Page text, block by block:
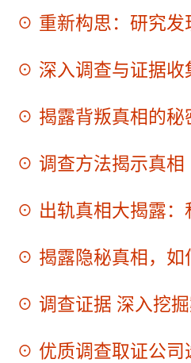
☉ 重新构思：研究发
☉ 深入调查与证据收
☉ 揭露背叛真相的秘
☉ 调查方法揭示真相
☉ 出轨真相大揭露：
☉ 揭露隐秘真相，如
☉ 调查证据 深入挖
☉ 优质调查取证公司